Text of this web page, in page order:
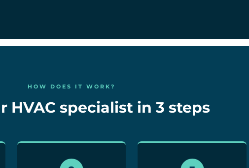
HOW DOES IT WORK?
HVAC specialist in 3 steps